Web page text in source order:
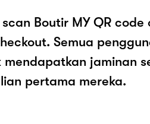
Boutir MY QR
Semua
mendapatkan jaminan
pertama mereka.